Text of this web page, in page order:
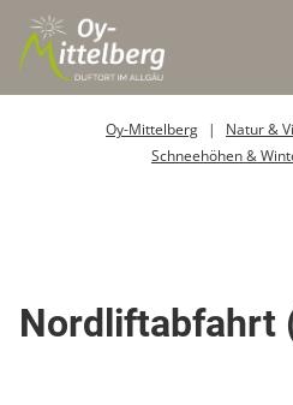
Oy-Mittelberg Natur &
Schneehöhen &
Nordliftabfahrt